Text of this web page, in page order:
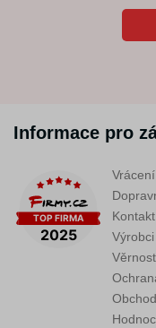
Informace pro
Kontakt
Výrobci